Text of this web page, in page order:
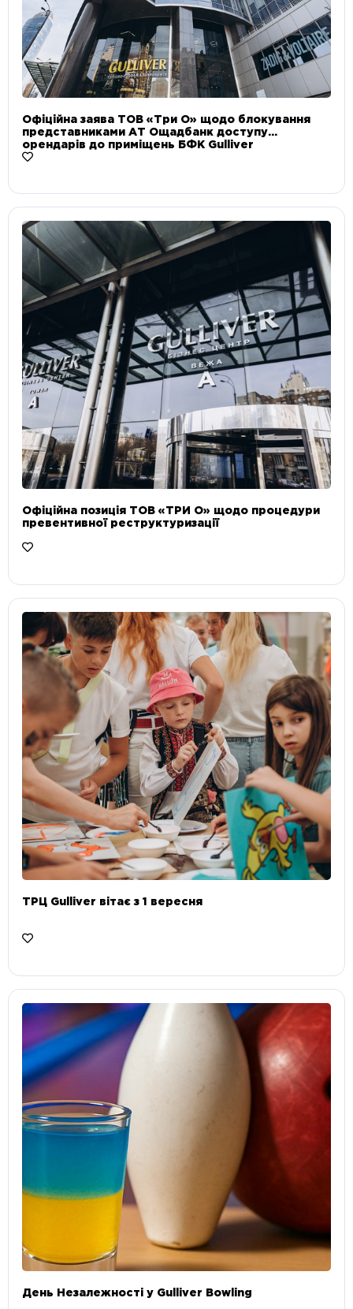
Офіційна заява ТОВ «Три О» щодо блокування
представниками АТ Ощадбанк доступу
орендарів до приміщень БФК Gulliver
Офіційна позиція ТОВ «ТРИ О» щодо процедури
превентивної реструктуризації
ТРЦ Gulliver вітає з 1 вересня
День Незалежності у Gulliver Bowling